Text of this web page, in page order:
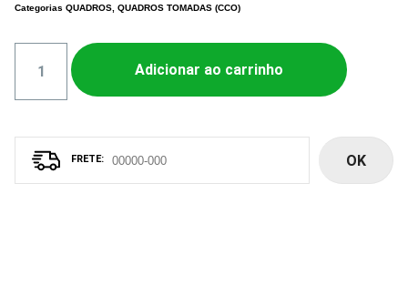
Categorias QUADROS QUADROS TOMADAS (CCO)
Adicionar ao carrinho
OK